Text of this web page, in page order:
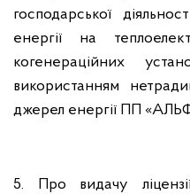
господарської
енергії на
когенераційних
використанням
джерел енергії ПП
5. Про видачу